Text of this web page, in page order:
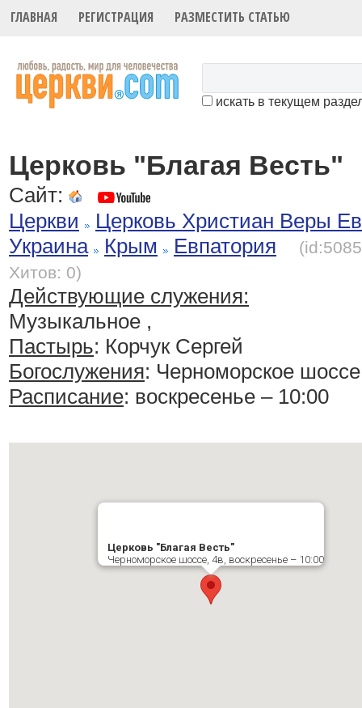
ГЛАВНАЯ РЕГИСТРАЦИЯ РАЗМЕСТИТЬ СТАТЬЮ
искать в текущем
Церковь "Благая Весть"
Сайт:
Церкви
Церковь Христиан Веры
Украина
Крым Евпатория
Хитов: 0)
Действующие служения:
Музыкальное ,
Пастырь: Корчук Сергей
Богослужения: Черноморское
Расписание: воскресенье – 10:00
Церковь "Благая Весть"
Черноморское шоссе, 4в, воскресенье – 10:00